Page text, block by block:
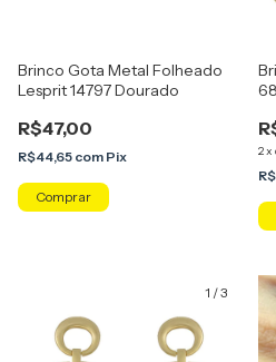
Brinco Gota Metal Folheado
Lesprit 14797 Dourado
R$47,00
R$44,65 com Pix 2x
1 /3